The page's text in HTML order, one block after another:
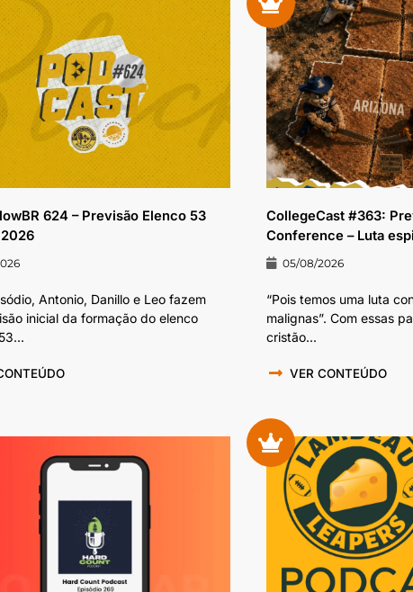
624 – Previsão Elenco 53
Antonio, Danillo e Leo fazem
inicial da formação do elenco
CollegeCast #363:
Conference – Luta
05/08/2026
“Pois temos uma luta
malignas”. Com essas
cristão...
VER CONTEÚDO